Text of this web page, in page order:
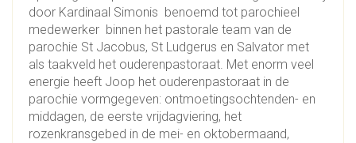
door Kardinaal Simonis benoemd tot parochieel
medewerker binnen het pastorale team van de
parochie St Jacobus, St Ludgerus en Salvator met
als taakveld het ouderenpastoraat. Met enorm veel
energie heeft Joop het ouderenpastoraat in de
parochie vormgegeven: ontmoetingsochtenden- en
middagen, de eerste vrijdagviering, het
rozenkransgebed in de mei- en oktobermaand,